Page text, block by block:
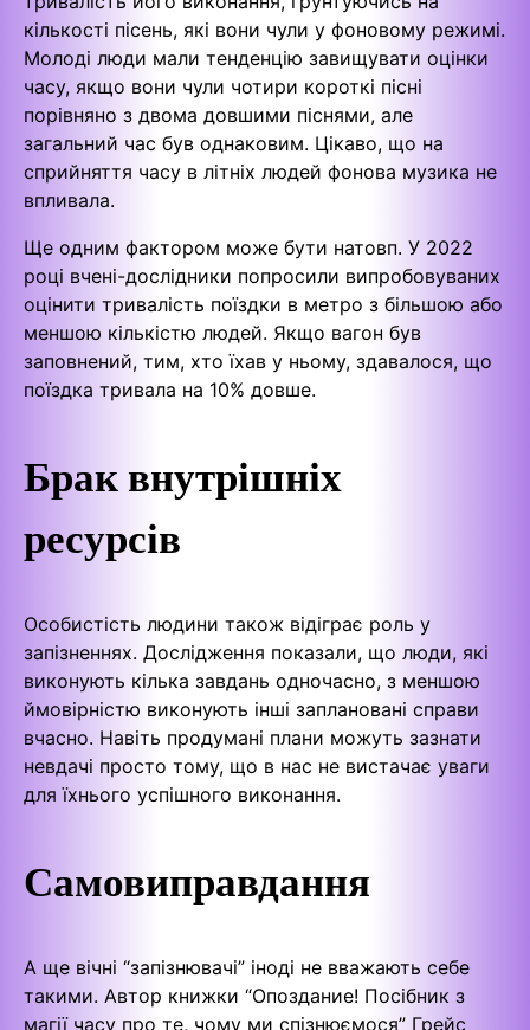
кількості пісень, які вони чули у фоновому режимі.
Молоді люди мали тенденцію завищувати оцінки
часу, якщо вони чули чотири короткі пісні
порівняно з двома довшими піснями, але
загальний час був однаковим. Цікаво, що на
сприйняття часу в літніх людей фонова музика не
впливала.
Ще одним фактором може бути натовп. У 2022
році вчені-дослідники попросили випробовуваних
оцінити тривалість поїздки в метро з більшою або
меншою кількістю людей. Якщо вагон був
заповнений, тим, хто їхав у ньому, здавалося, що
поїздка тривала на 10% довше.
Брак внутрішніх
ресурсів
Особистість людини також відіграє роль у
запізненнях. Дослідження показали, що люди, які
виконують кілька завдань одночасно, з меншою
ймовірністю виконують інші заплановані справи
вчасно. Навіть продумані плани можуть зазнати
невдачі просто тому, що в нас не вистачає уваги
для їхнього успішного виконання.
Самовиправдання
А ще вічні “запізнювачі” іноді не вважають себе
такими. Автор книжки “Опоздание! Посібник з
магії часу про те, чому ми спізнюємося” Грейс